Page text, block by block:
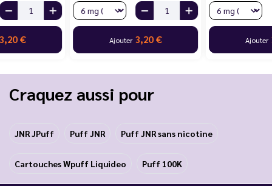
Craquez aussi pour
JNR JPuff Puff JNR Puff JNR sans nicotine
Cartouches Wpuff Liquideo Puff 100K